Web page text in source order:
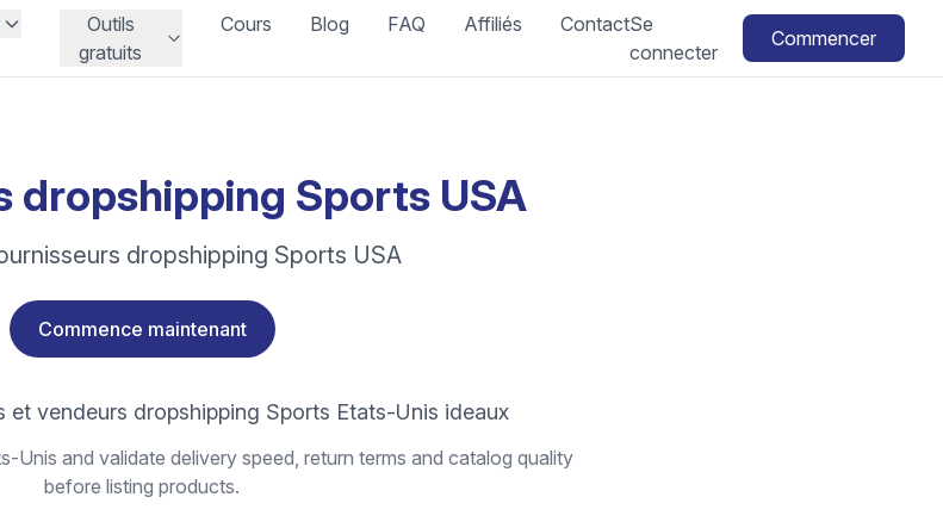
Outils
gratuits
Cours Blog FAQ Affiliés ContactSe
connecter
Commencer
dropshipping Sports USA
dropshipping Sports USA
Commence maintenant
et vendeurs dropshipping Sports Etats-Unis ideaux
Unis and validate delivery speed, return terms and catalog quality
before listing products.